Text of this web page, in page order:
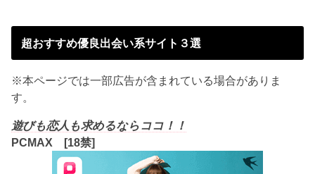
超おすすめ優良出会い系サイト３選
※本ページでは一部広告が含まれている場合がありま
す。
遊びも恋人も求めるならココ！！
PCMAX [18禁]